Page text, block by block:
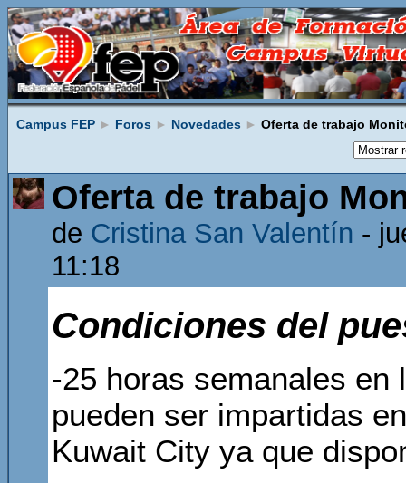
Campus FEP ► Foros ► Novedades ► Oferta de trabajo
Oferta de trabajo
de Cristina San Valentín -
11:18
Condiciones del
-25 horas semanales en
pueden ser impartidas
Kuwait City ya que